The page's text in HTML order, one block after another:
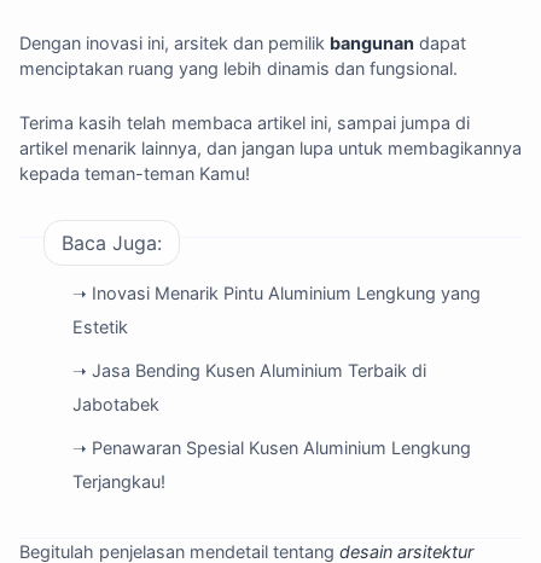
Dengan inovasi ini, arsitek dan pemilik bangunan dapat
menciptakan ruang yang lebih dinamis dan fungsional.
Terima kasih telah membaca artikel ini, sampai jumpa di
artikel menarik lainnya, dan jangan lupa untuk membagikannya
kepada teman-teman Kamu!
Baca Juga:
➝ Inovasi Menarik Pintu Aluminium Lengkung yang
Estetik
➝ Jasa Bending Kusen Aluminium Terbaik di
Jabotabek
➝ Penawaran Spesial Kusen Aluminium Lengkung
Terjangkau!
Begitulah penjelasan mendetail tentang desain arsitektur